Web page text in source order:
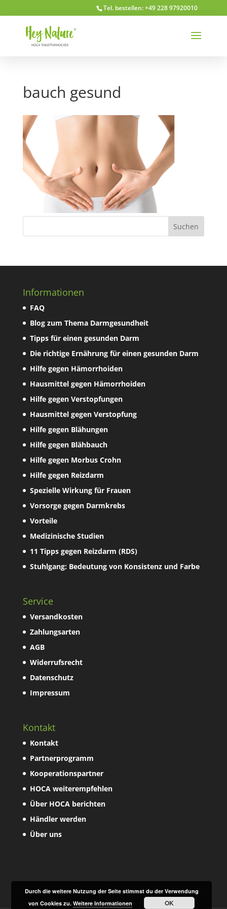
Tel. bestellen: +49 228 97920010
bauch gesund
Informationen
FAQ
Blog zum Thema Darmgesundheit
Tipps für einen gesunden Darm
Die richtige Ernährung für einen gesunden Darm
Hilfe gegen Hämorrhoiden
Hausmittel gegen Hämorrhoiden
Hilfe gegen Verstopfungen
Hausmittel gegen Verstopfung
Hilfe gegen Blähungen
Hilfe gegen Blähbauch
Hilfe gegen Morbus Crohn
Hilfe gegen Reizdarm
Spezielle Wirkung für Frauen
Vorsorge gegen Darmkrebs
Vorteile
Medizinische Studien
11 Tipps gegen Reizdarm (RDS)
Stuhlgang: Bedeutung von Konsistenz und Farbe
Service
Versandkosten
Zahlungsarten
AGB
Widerrufsrecht
Datenschutz
Impressum
Kontakt
Kontakt
Partnerprogramm
Kooperationspartner
HOCA weiterempfehlen
Über HOCA berichten
Händler werden
Über uns
Durch die weitere Nutzung der Seite stimmst du der Verwendung
von Cookies zu.Weitere Informationen OK